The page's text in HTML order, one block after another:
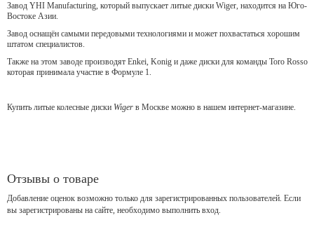
Завод YHI Manufacturing, который выпускает литые диски Wiger, находится на Юго-
Востоке Азии.
Завод оснащён самыми передовыми технологиями и может похвастаться хорошим
штатом специалистов.
Также на этом заводе производят Enkei, Konig и даже диски для команды Toro Rosso
которая принимала участие в Формуле 1.
Купить литые колесные диски Wiger в Москве можно в нашем интернет-магазине.
Отзывы о товаре
Добавление оценок возможно только для зарегистрированных пользователей. Если
вы зарегистрированы на сайте, необходимо выполнить вход.